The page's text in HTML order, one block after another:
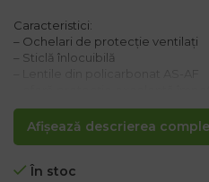
Afișează descrierea
Caracteristici:
– Ochelari de protecție ventilați
– Sticlă înlocuibilă
ochelarilor
– Protecție la impact
– Filtru UV
– Potrivit pentru lucrări care
În stoc